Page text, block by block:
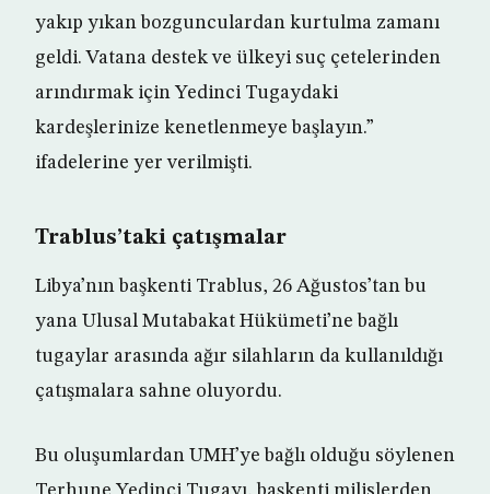
yakıp yıkan bozgunculardan kurtulma zamanı
geldi. Vatana destek ve ülkeyi suç çetelerinden
arındırmak için Yedinci Tugaydaki
kardeşlerinize kenetlenmeye başlayın.”
ifadelerine yer verilmişti.
Trablus’taki çatışmalar
Libya’nın başkenti Trablus, 26 Ağustos’tan bu
yana Ulusal Mutabakat Hükümeti’ne bağlı
tugaylar arasında ağır silahların da kullanıldığı
çatışmalara sahne oluyordu.
Bu oluşumlardan UMH’ye bağlı olduğu söylenen